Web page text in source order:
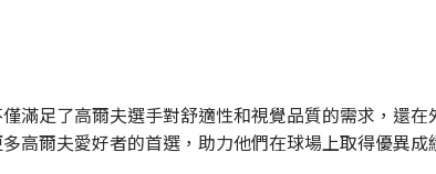
滿足了高爾夫選手對舒適性和視覺品質的需求，還
高爾夫愛好者的首選，助力他們在球場上取得優異成